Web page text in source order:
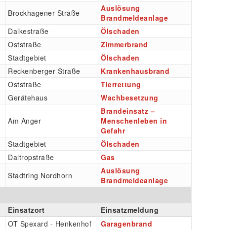
Brockhagener Straße
Auslösung
Brandmeldeanlage
Dalkestraße
Ölschaden
Oststraße
Zimmerbrand
Stadtgebiet
Ölschaden
Reckenberger Straße
Krankenhausbrand
Oststraße
Tierrettung
Gerätehaus Wachbesetzung
Am Anger
Brandeinsatz –
Menschenleben in
Gefahr
Stadtgebiet
Ölschaden
Daltropstraße
Gas
Stadtring Nordhorn
Auslösung
Brandmeldeanlage
Einsatzort
Einsatzmeldung
OT Spexard - Henkenhof
Garagenbrand